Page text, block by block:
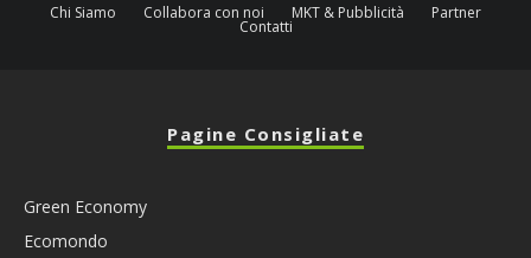
Chi Siamo
Collabora con noi MKT & Pubblicità Partner
Contatti
Pagine Consigliate
Green Economy
Ecomondo